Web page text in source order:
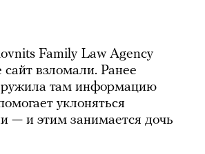
Family Law Agency
сайт взломали. Ранее
там информацию
уклоняться
— и этим занимается дочь